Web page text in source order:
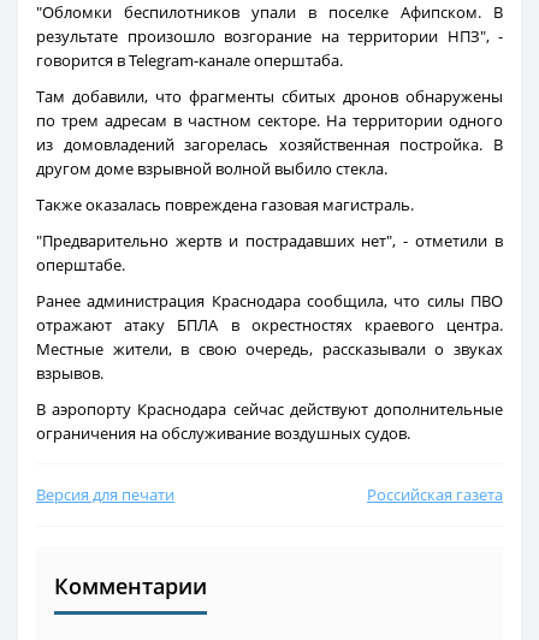
"Обломки беспилотников упали в поселке Афипском. В
результате произошло возгорание на территории НПЗ", -
говорится в Telegram-канале оперштаба.
Там добавили, что фрагменты сбитых дронов обнаружены
по трем адресам в частном секторе. На территории одного
из домовладений загорелась хозяйственная постройка. В
другом доме взрывной волной выбило стекла.
Также оказалась повреждена газовая магистраль.
"Предварительно жертв и пострадавших нет", - отметили в
оперштабе.
Ранее администрация Краснодара сообщила, что силы ПВО
отражают атаку БПЛА в окрестностях краевого центра.
Местные жители, в свою очередь, рассказывали о звуках
взрывов.
В аэропорту Краснодара сейчас действуют дополнительные
ограничения на обслуживание воздушных судов.
Версия для печати Российская газета
Комментарии